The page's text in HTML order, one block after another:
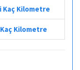
Kaç Kilometre
Kaç Kilometre